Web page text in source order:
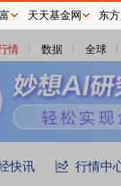
情 数据 全球
快讯 行情中
天天基金网 东